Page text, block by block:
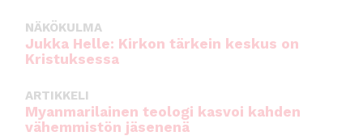
NÄKÖKULMA
Jukka Helle: Kirkon tärkein keskus on
Kristuksessa
ARTIKKELI
Myanmarilainen teologi kasvoi kahden
vähemmistön jäsenenä